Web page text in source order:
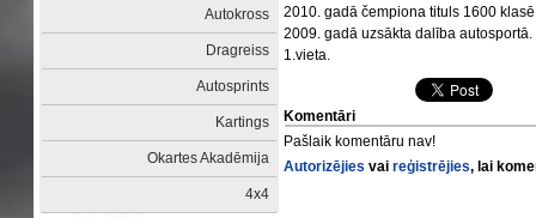
Autokross
Dragreiss
Autosprints
Kartings
Okartes Akadēmija
4x4
2010. gadā čempiona tituls 1600 klasē
2009. gadā uzsākta dalība
1.vieta.
Komentāri
Pašlaik komentāru nav!
Autorizējies vaireģistrējies, lai